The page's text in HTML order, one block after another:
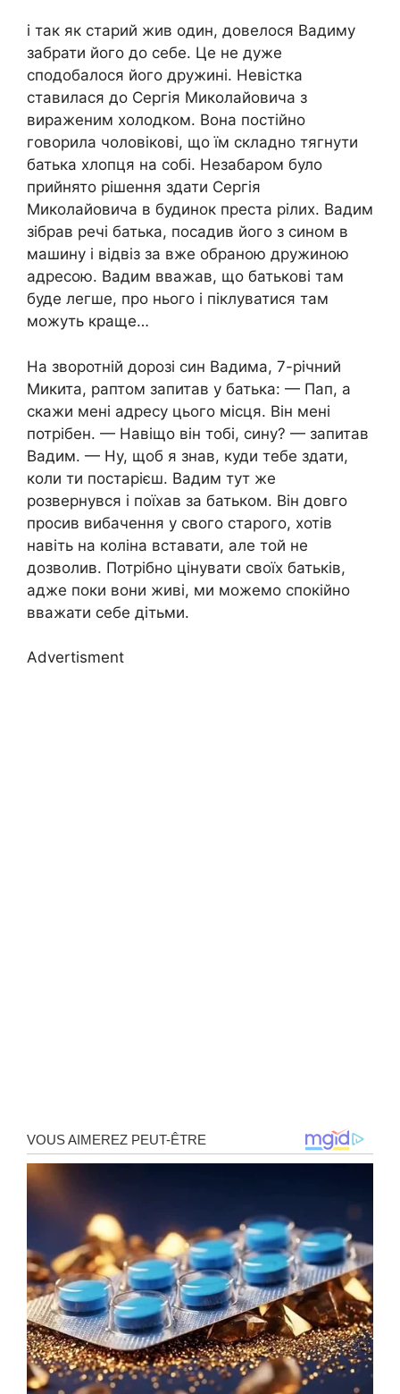
і так як старий жив один, довелося Вадиму
забрати його до себе. Це не дуже
сподобалося його дружині. Невістка
ставилася до Сергія Миколайовича з
вираженим холодком. Вона постійно
говорила чоловікові, що їм складно тягнути
батька хлопця на собі. Незабаром було
прийнято рішення здати Сергія
Миколайовича в будинок преста рілих. Вадим
зібрав речі батька, посадив його з сином в
машину і відвіз за вже обраною дружиною
адресою. Вадим вважав, що батькові там
буде легше, про нього і піклуватися там
можуть краще…
На зворотній дорозі син Вадима, 7-річний
Микита, раптом запитав у батька: — Пап, а
скажи мені адресу цього місця. Він мені
потрібен. — Навіщо він тобі, сину? — запитав
Вадим. — Ну, щоб я знав, куди тебе здати,
коли ти постарієш. Вадим тут же
розвернувся і поїхав за батьком. Він довго
просив вибачення у свого старого, хотів
навіть на коліна вставати, але той не
дозволив. Потрібно цінувати своїх батьків,
адже поки вони живі, ми можемо спокійно
вважати себе дітьми.
Advertisment